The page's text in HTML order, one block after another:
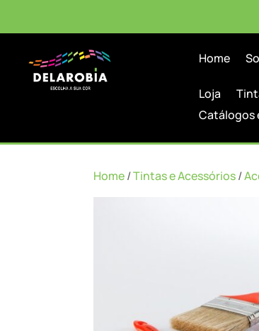
Home
Loja
Catálogos
Home/Tintas e Acessórios/